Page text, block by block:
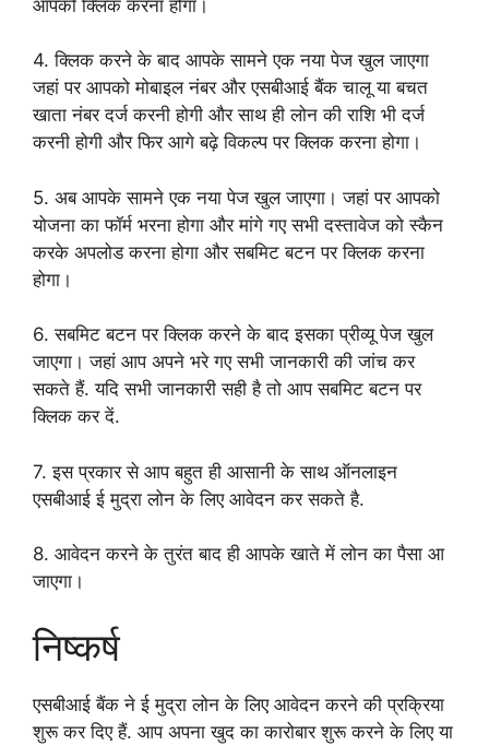
आपको क्लिक करना होगा।
4. क्लिक करने के बाद आपके सामने एक नया पेज खुल जाएगा
जहां पर आपको मोबाइल नंबर और एसबीआई बैंक चालू या बचत
खाता नंबर दर्ज करनी होगी और साथ ही लोन की राशि भी दर्ज
करनी होगी और फिर आगे बढ़े विकल्प पर क्लिक करना होगा।
5. अब आपके सामने एक नया पेज खुल जाएगा। जहां पर आपको
योजना का फॉर्म भरना होगा और मांगे गए सभी दस्तावेज को स्कैन
करके अपलोड करना होगा और सबमिट बटन पर क्लिक करना
होगा।
6. सबमिट बटन पर क्लिक करने के बाद इसका प्रीव्यू पेज खुल
जाएगा। जहां आप अपने भरे गए सभी जानकारी की जांच कर
सकते हैं. यदि सभी जानकारी सही है तो आप सबमिट बटन पर
क्लिक कर दें.
7. इस प्रकार से आप बहुत ही आसानी के साथ ऑनलाइन
एसबीआई ई मुद्रा लोन के लिए आवेदन कर सकते है.
8. आवेदन करने के तुरंत बाद ही आपके खाते में लोन का पैसा आ
जाएगा।
निष्कर्ष
एसबीआई बैंक ने ई मुद्रा लोन के लिए आवेदन करने की प्रक्रिया
शुरू कर दिए हैं. आप अपना खुद का कारोबार शुरू करने के लिए या